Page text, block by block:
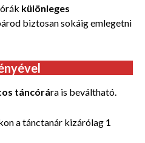
különleges
biztosan sokáig emlegetni
táncórára is beváltható.
a tánctanár kizárólag 1